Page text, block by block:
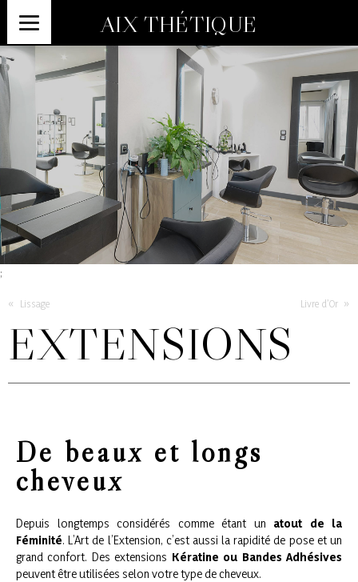
AIX THÉTIQUE
;
« Lissage Livre d’Or »
EXTENSIONS
De beaux et longs
cheveux
Depuis longtemps considérés comme étant un atout de la
Féminité. L’Art de l’Extension, c’est aussi la rapidité de pose et un
grand confort. Des extensions Kératine ou Bandes Adhésives
peuvent être utilisées selon votre type de cheveux.